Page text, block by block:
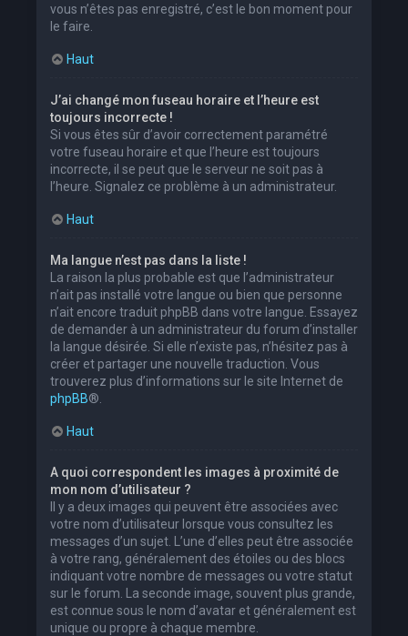
vous n’êtes pas enregistré, c’est le bon moment pour
le faire.
Haut
J’ai changé mon fuseau horaire et l’heure est
toujours incorrecte !
Si vous êtes sûr d’avoir correctement paramétré
votre fuseau horaire et que l’heure est toujours
incorrecte, il se peut que le serveur ne soit pas à
l’heure. Signalez ce problème à un administrateur.
Haut
Ma langue n’est pas dans la liste !
La raison la plus probable est que l’administrateur
n’ait pas installé votre langue ou bien que personne
n’ait encore traduit phpBB dans votre langue. Essayez
de demander à un administrateur du forum d’installer
la langue désirée. Si elle n’existe pas, n’hésitez pas à
créer et partager une nouvelle traduction. Vous
trouverez plus d’informations sur le site Internet de
phpBB®.
Haut
A quoi correspondent les images à proximité de
mon nom d’utilisateur ?
Il y a deux images qui peuvent être associées avec
votre nom d’utilisateur lorsque vous consultez les
messages d’un sujet. L’une d’elles peut être associée
à votre rang, généralement des étoiles ou des blocs
indiquant votre nombre de messages ou votre statut
sur le forum. La seconde image, souvent plus grande,
est connue sous le nom d’avatar et généralement est
unique ou propre à chaque membre.